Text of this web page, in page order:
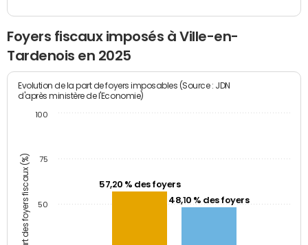
Foyers fiscaux imposés à Ville-en-
Tardenois en 2025
Part des foyers fiscaux (%)
Evolution de la part de foyers imposables (Source : JDN
d'après ministère de l'Economie)
57,20 % des foyers
48,10 % des foyers
50
75
100